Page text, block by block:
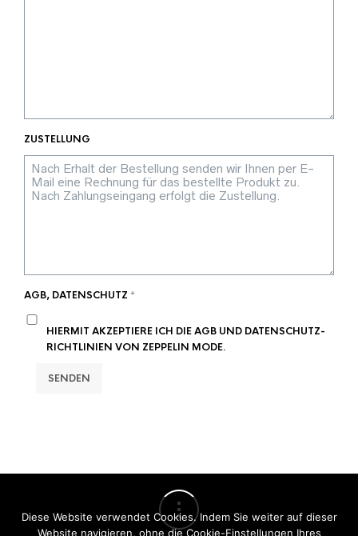
ZUSTELLUNG
AGB, DATENSCHUTZ *
HIERMIT AKZEPTIERE ICH DIE AGB UND DATENSCHUTZ-
RICHTLINIEN VON ZEPPELIN MODE.
SENDEN
Diese Website verwendet Cookies. Indem Sie weiter auf dieser
Website navigieren, ohne die Cookie-Einstellungen Ihres